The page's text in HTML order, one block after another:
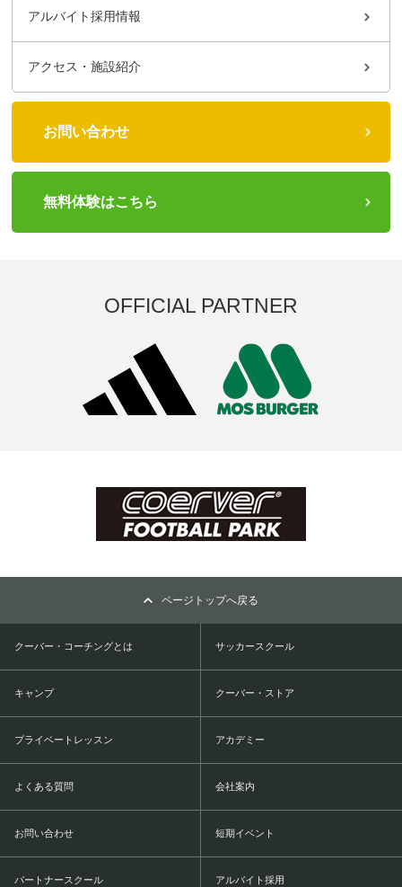
アルバイト採用情報
アクセス・施設紹介
お問い合わせ
無料体験はこちら
OFFICIAL PARTNER
ページトップへ戻る
クーバー・コーチングとは サッカースクール
キャンプ クーバー・ストア
プライベートレッスン アカデミー
よくある質問 会社案内
お問い合わせ 短期イベント
パートナースクール アルバイト採用